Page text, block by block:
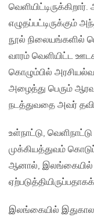
நூல் நிலையங்களில்
வாரம் வெளியிட்ட
கொழும்பில்
அழைத்து பெரும்
நடத்துவதை அவர்
உள்நாட்டு,
முக்கியத்துவம்
ஆனால், இலங்கையில்
இலங்கையில்